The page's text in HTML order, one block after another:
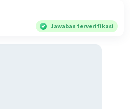
Jawaban terverifikasi